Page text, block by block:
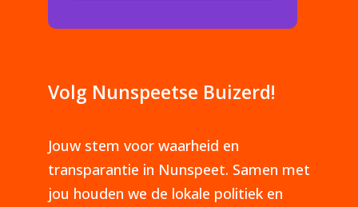
Volg Nunspeetse Buizerd!
Jouw stem voor waarheid en
transparantie in Nunspeet. Samen met
jou houden we de lokale politiek en